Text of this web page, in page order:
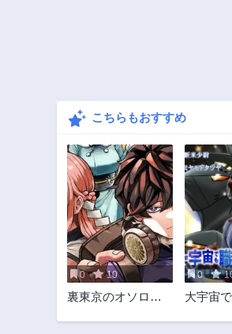
こちらもおすすめ
0 10
裏東京のオソロシ
0
大宇宙